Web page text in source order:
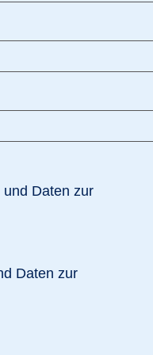
Daten zur
Daten zur